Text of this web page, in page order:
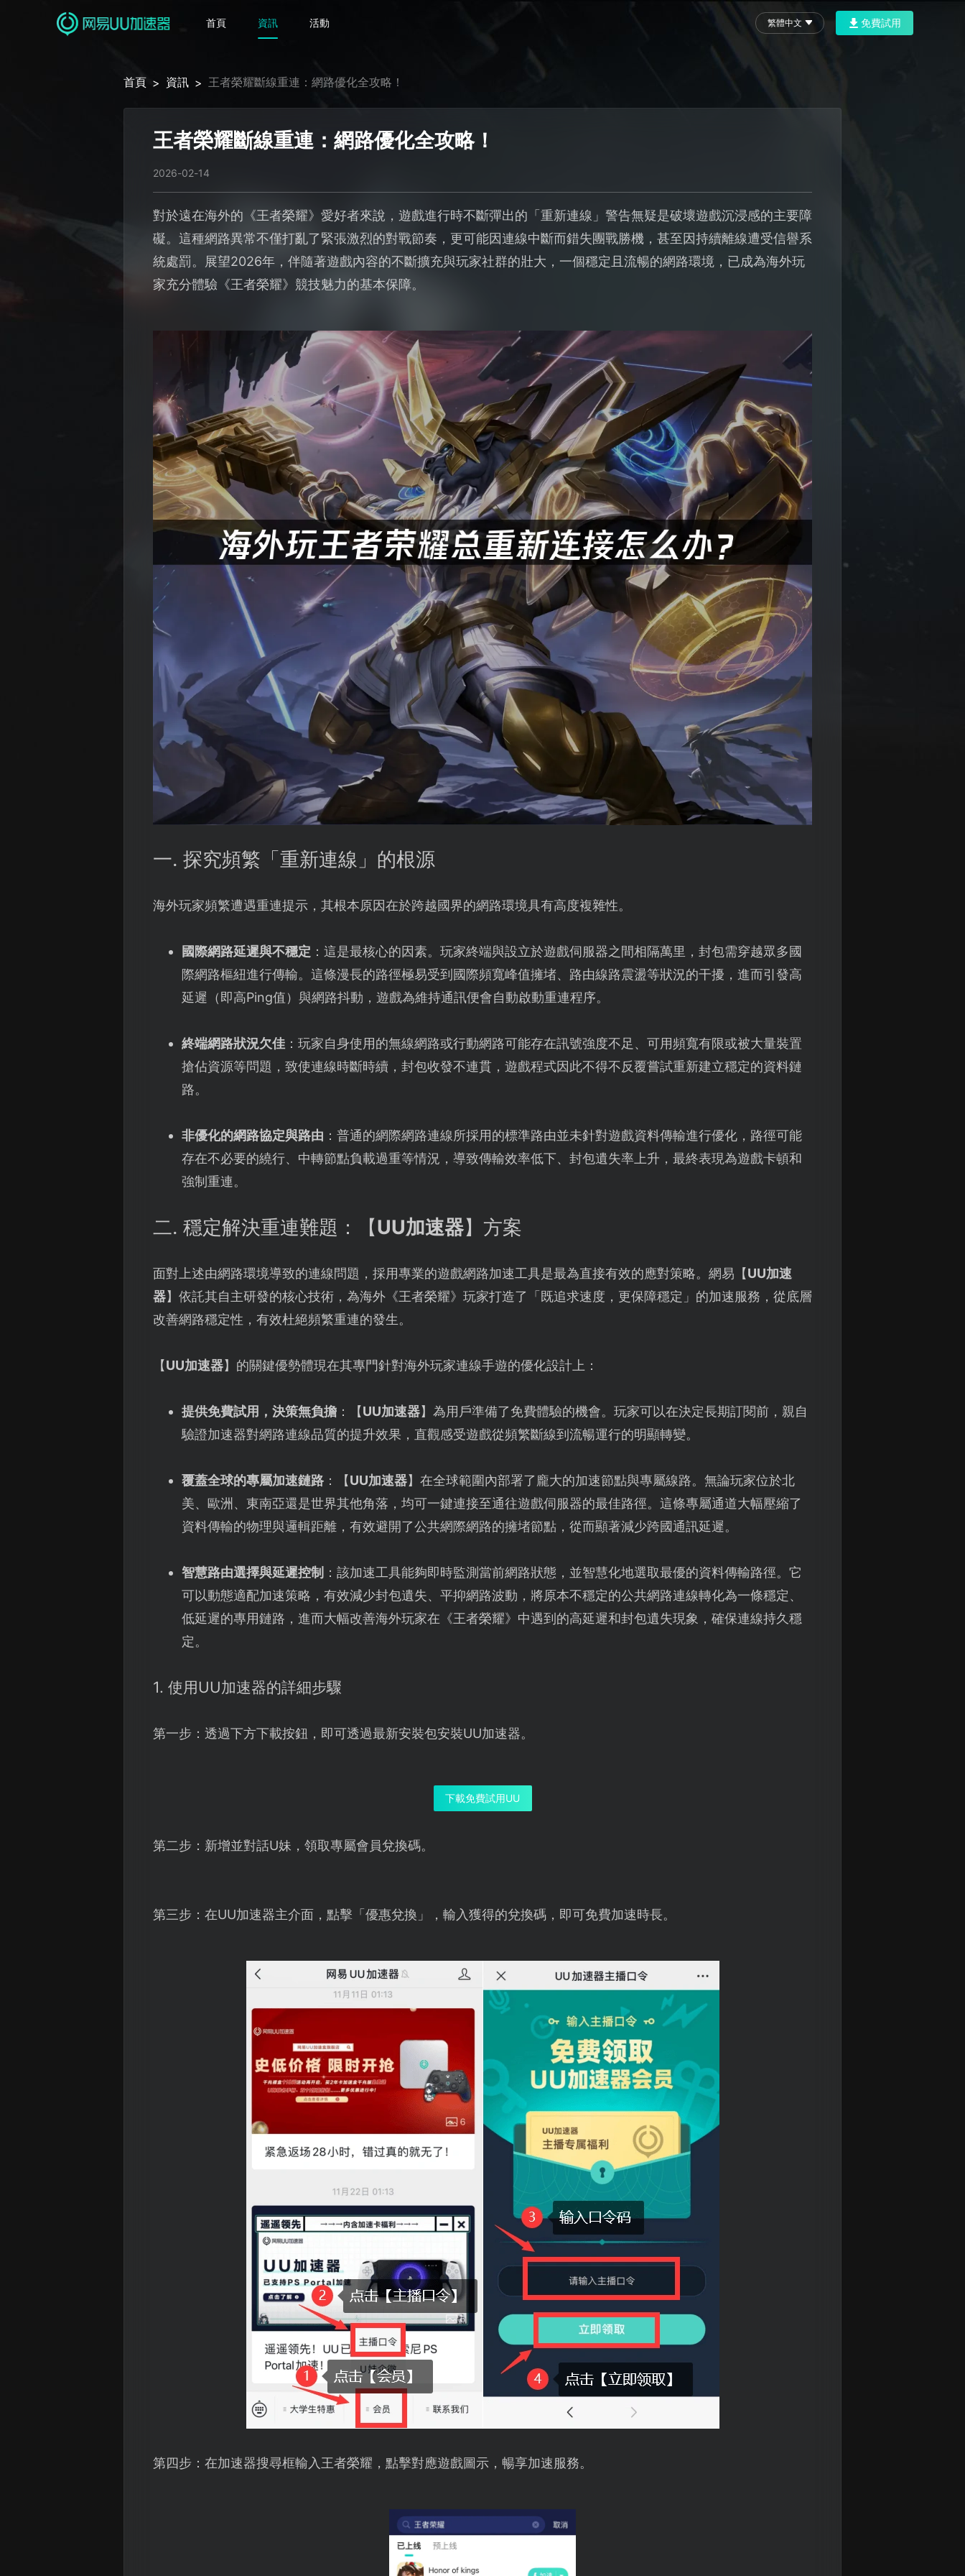
首頁 資訊 活動 繁體中文 免費試用
首頁 > 資訊 > 王者榮耀斷線重連：網路優化全攻略！
王者榮耀斷線重連：網路優化全攻略！
2026-02-14
對於遠在海外的《王者榮耀》愛好者來說，遊戲進行時不斷彈出的「重新連線」警告無疑是破壞遊戲沉浸感的主要障
礙。這種網路異常不僅打亂了緊張激烈的對戰節奏，更可能因連線中斷而錯失團戰勝機，甚至因持續離線遭受信譽系
統處罰。展望2026年，伴隨著遊戲內容的不斷擴充與玩家社群的壯大，一個穩定且流暢的網路環境，已成為海外玩
家充分體驗《王者榮耀》競技魅力的基本保障。
一. 探究頻繁「重新連線」的根源
海外玩家頻繁遭遇重連提示，其根本原因在於跨越國界的網路環境具有高度複雜性。
國際網路延遲與不穩定 ：這是最核心的因素。玩家終端與設立於遊戲伺服器之間相隔萬里，封包需穿越眾多國
際網路樞紐進行傳輸。這條漫長的路徑極易受到國際頻寬峰值擁堵、路由線路震盪等狀況的干擾，進而引發高
延遲（即高Ping值）與網路抖動，遊戲為維持通訊便會自動啟動重連程序。
終端網路狀況欠佳：玩家自身使用的無線網路或行動網路可能存在訊號強度不足、可用頻寬有限或被大量裝置
搶佔資源等問題，致使連線時斷時續，封包收發不連貫，遊戲程式因此不得不反覆嘗試重新建立穩定的資料鏈
路。
非優化的網路協定與路由 ：普通的網際網路連線所採用的標準路由並未針對遊戲資料傳輸進行優化，路徑可能
存在不必要的繞行、中轉節點負載過重等情況，導致傳輸效率低下、封包遺失率上升，最終表現為遊戲卡頓和
強制重連。
二. 穩定解決重連難題：【UU加速器】方案
面對上述由網路環境導致的連線問題，採用專業的遊戲網路加速工具是最為直接有效的應對策略。網易【UU加速
器】依託其自主研發的核心技術，為海外《王者榮耀》玩家打造了「既追求速度，更保障穩定」的加速服務，從底層
改善網路穩定性，有效杜絕頻繁重連的發生。
【UU加速器】的關鍵優勢體現在其專門針對海外玩家連線手遊的優化設計上：
提供免費試用，決策無負擔：【UU加速器】為用戶準備了免費體驗的機會。玩家可以在決定長期訂閱前，親自
驗證加速器對網路連線品質的提升效果，直觀感受遊戲從頻繁斷線到流暢運行的明顯轉變。
覆蓋全球的專屬加速鏈路：【UU加速器】在全球範圍內部署了龐大的加速節點與專屬線路。無論玩家位於北
美、歐洲、東南亞還是世界其他角落，均可一鍵連接至通往遊戲伺服器的最佳路徑。這條專屬通道大幅壓縮了
資料傳輸的物理與邏輯距離，有效避開了公共網際網路的擁堵節點，從而顯著減少跨國通訊延遲。
智慧路由選擇與延遲控制 ：該加速工具能夠即時監測當前網路狀態，並智慧化地選取最優的資料傳輸路徑。它
可以動態適配加速策略，有效減少封包遺失、平抑網路波動，將原本不穩定的公共網路連線轉化為一條穩定、
低延遲的專用鏈路，進而大幅改善海外玩家在《王者榮耀》中遇到的高延遲和封包遺失現象，確保連線持久穩
定。
1. 使用UU加速器的詳細步驟
第一步：透過下方下載按鈕，即可透過最新安裝包安裝UU加速器。
下載免費試用UU
第二步：新增並對話U妹，領取專屬會員兌換碼。
第三步：在UU加速器主介面，點擊「優惠兌換」，輸入獲得的兌換碼，即可免費加速時長。
第四步：在加速器搜尋框輸入王者榮耀，點擊對應遊戲圖示，暢享加速服務。